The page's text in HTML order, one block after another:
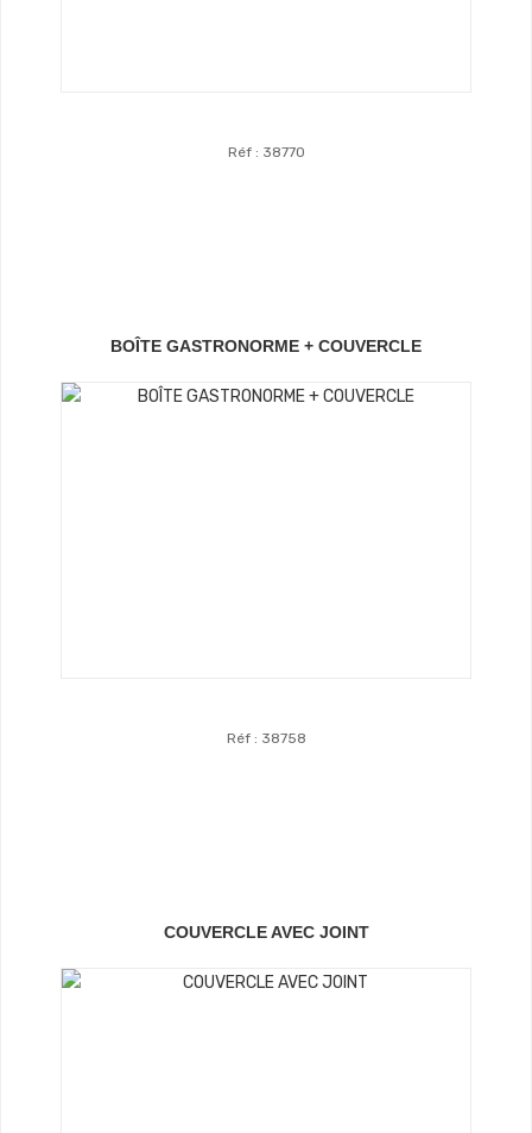
Réf : 38770
BOÎTE GASTRONORME + COUVERCLE
Réf : 38758
COUVERCLE AVEC JOINT